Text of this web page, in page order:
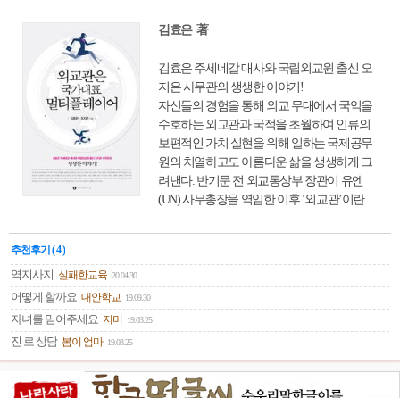
자 하는 이들에게 이 책은 확실한 지침서로 다
김효은 著
김효은 주세네갈 대사와 국립외교원 출신 오
지은 사무관의 생생한 이야기!
자신들의 경험을 통해 외교 무대에서 국익을
수호하는 외교관과 국적을 초월하여 인류의
보편적인 가치 실현을 위해 일하는 국제공무
원의 치열하고도 아름다운 삶을 생생하게 그
려낸다. 반기문 전 외교통상부 장관이 유엔
(UN) 사무총장을 역임한 이후 ‘외교관’이란
대학의 외교학과 인기도 상승하고 있으며, 외
한 생활을 할 수 있다고 믿기 때문이다. 물론
나라를 대표하는 사람이기에 주어지는 혜택
이는 화려한 생활과 달리 의외로 애환도 많고,
국익 수호를 위해 흔히 총성 없는 전쟁터라는
추천후기 ( 4 )
역지사지
실패한교육 20.04.30
어떻게 할까요 대안학교 19.09.30
자녀를 믿어주세요 지미 19.03.25
진 로 상담 봄이 엄마 19.03.25